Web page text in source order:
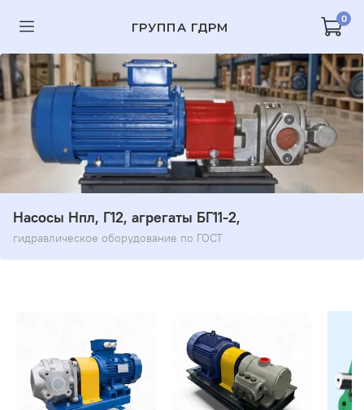
ГРУППА ГДРМ
0
Насосы Нпл, Г12, агрегаты БГ11-2,
гидравлическое оборудование по ГОСТ